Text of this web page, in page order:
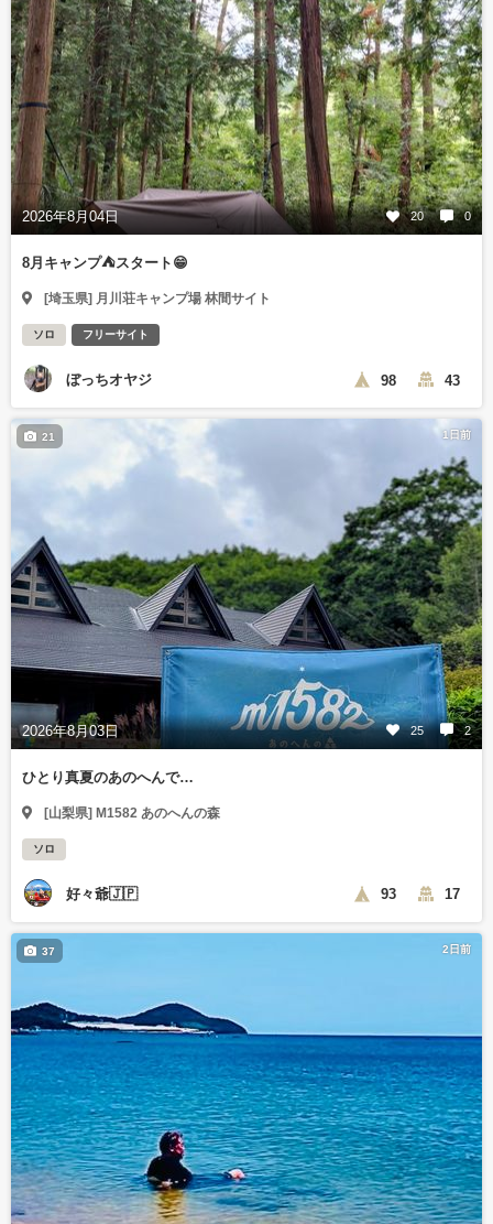
2026年8月04日 20 0
8月キャンプ⛺️スタート😁
[埼玉県] 月川荘キャンプ場 林間サイト
ソロ フリーサイト
ぼっちオヤジ 98 43
1日前
2026年8月03日 25 2
21
ひとり真夏のあのへんで…
[山梨県] M1582 あのへんの森
ソロ
好々爺🇯🇵 93 17
2日前
37